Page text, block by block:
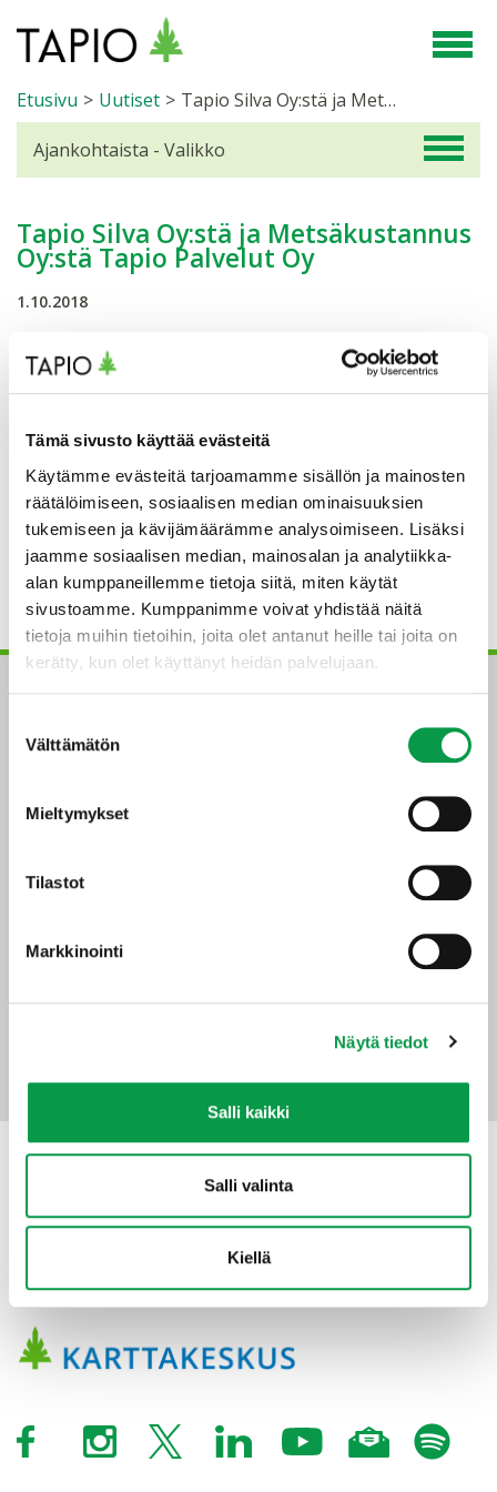
Tämä sivusto käyttää evästeitä
Käytämme evästeitä tarjoamamme sisällön ja mainosten
räätälöimiseen, sosiaalisen median ominaisuuksien
tukemiseen ja kävijämäärämme analysoimiseen. Lisäksi
jaamme sosiaalisen median, mainosalan ja analytiikka-
alan kumppaneillemme tietoja siitä, miten käytät
sivustoamme. Kumppanimme voivat yhdistää näitä
tietoja muihin tietoihin, joita olet antanut heille tai joita on
kerätty, kun olet käyttänyt heidän palvelujaan.
valinta
Välttämätön
Mieltymykset
Tilastot
Markkinointi
Näytä tiedot
Salli kaikki
Salli valinta
Kiellä
Etusivu > Uutiset > Tapio Silva Oy:stä ja Metsäkustannus Oy:stä Tapio Palvelut Oy
Tapio Silva Oy:stä ja Metsäkustannus
Oy:stä Tapio Palvelut Oy
1.10.2018
Tapio Silva Oy on sulautunut sisaryhtiöönsä
Metsäkustannus Oy:hyn 1.10.2018. Sulautumisen
jälkeen molempien yhtiöiden toiminta jatkuu nimellä
Oy:n y-tunnus poistuu ja yritys lakkaa olemasta.
Metsäkustannus Oy:n osalta sulautuminen tarkoittaa
vain yhtiön nimen muutosta.
Toimintamme jatkuu muutoksista huolimatta täysin
samanlaisena ja yhteyshenkilönne sekä heidän
yhteystietonsa pysyvät ennallaan.
Ajankohtaista - Valikko
Tapio-konserni
00240 Helsinki
0294 32 6000
tapio@tapio.fi